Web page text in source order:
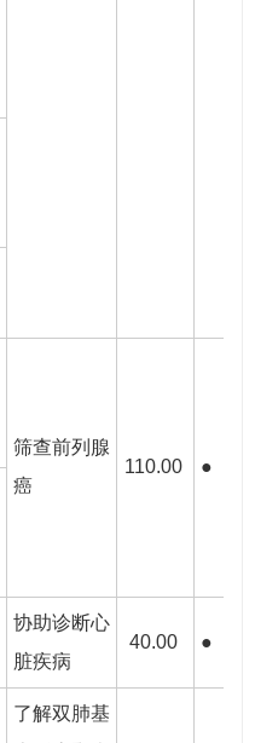
筛查前列腺
癌
110.00
●
协助诊断心
脏疾病
40.00 ●
了解双肺基